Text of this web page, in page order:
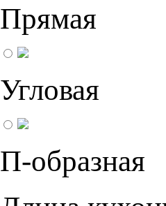
Прямая
Угловая
П-образная